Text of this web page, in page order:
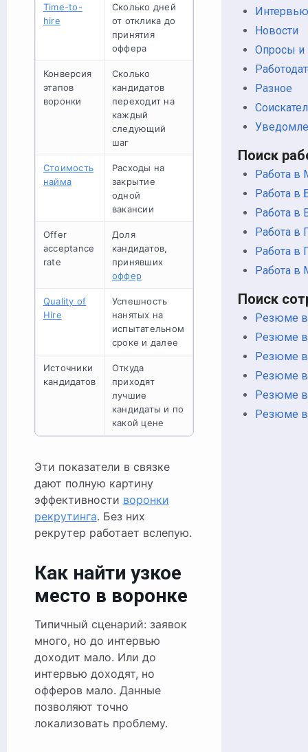
Time-to-
hire
Сколько дней
от отклика до
принятия
оффера
Конверсия
этапов
воронки
Сколько
кандидатов
переходит на
каждый
следующий
шаг
Стоимость
найма
Расходы на
закрытие
одной
вакансии
Offer
acceptance
rate
Доля
кандидатов,
принявших
оффер
Quality of
Hire
Успешность
нанятых на
испытательном
сроке и далее
Источники
кандидатов
Откуда
приходят
лучшие
кандидаты и по
какой цене
Эти показатели в связке
дают полную картину
эффективности воронки
рекрутинга. Без них
рекрутер работает вслепую.
Как найти узкое
место в воронке
Типичный сценарий: заявок
много, но до интервью
доходит мало. Или до
интервью доходят, но
офферов мало. Данные
позволяют точно
локализовать проблему.
Новости
Опросы и
Разное
Поиск
Работа в
Работа в
Работа в
Работа в
Работа в
Работа в
Поиск
Резюме
Резюме в
Резюме в
Резюме
Резюме в
Резюме